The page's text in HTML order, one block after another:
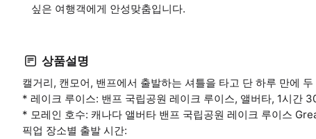
싶은 여행객에게 안성맞춤입니다.
상품설명
캘거리, 캔모어, 밴프에서 출발하는 셔틀을 타고 단 하루 만에
* 레이크 루이스: 밴프 국립공원 레이크 루이스, 앨버타, 1시간
* 모레인 호수: 캐나다 앨버타 밴프 국립공원 레이크 루이스
픽업 장소별 출발 시간: